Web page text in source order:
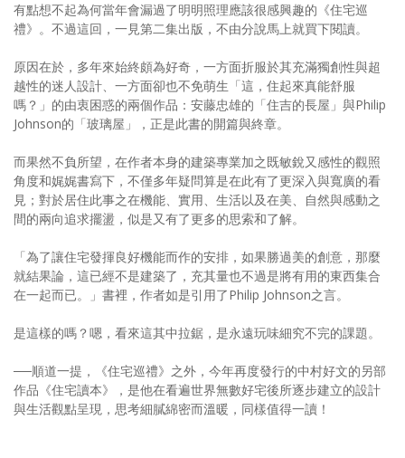
有點想不起為何當年會漏過了明明照理應該很感興趣的《住宅巡
禮》。不過這回，一見第二集出版，不由分說馬上就買下閱讀。
原因在於，多年來始終頗為好奇，一方面折服於其充滿獨創性與超
越性的迷人設計、一方面卻也不免萌生「這，住起來真能舒服
嗎？」的由衷困惑的兩個作品：安藤忠雄的「住吉的長屋」與Philip
Johnson的「玻璃屋」，正是此書的開篇與終章。
而果然不負所望，在作者本身的建築專業加之既敏銳又感性的觀照
角度和娓娓書寫下，不僅多年疑問算是在此有了更深入與寬廣的看
見；對於居住此事之在機能、實用、生活以及在美、自然與感動之
間的兩向追求擺盪，似是又有了更多的思索和了解。
「為了讓住宅發揮良好機能而作的安排，如果勝過美的創意，那麼
就結果論，這已經不是建築了，充其量也不過是將有用的東西集合
在一起而已。」書裡，作者如是引用了Philip Johnson之言。
是這樣的嗎？嗯，看來這其中拉鋸，是永遠玩味細究不完的課題。
──順道一提，《住宅巡禮》之外，今年再度發行的中村好文的另部
作品《住宅讀本》，是他在看遍世界無數好宅後所逐步建立的設計
與生活觀點呈現，思考細膩綿密而溫暖，同樣值得一讀！